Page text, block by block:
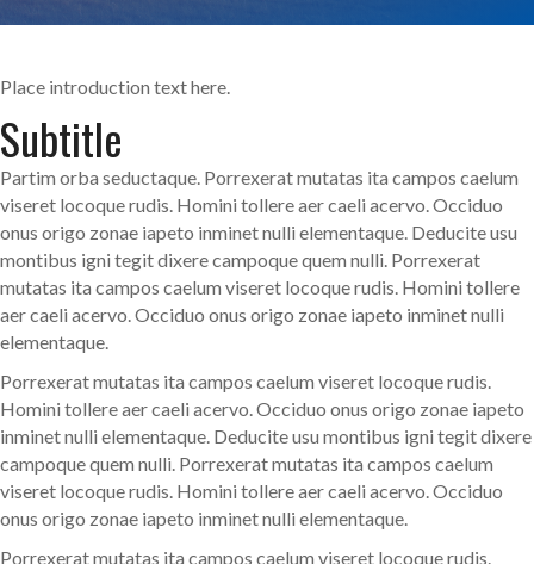
Place introduction text here.
Subtitle
Partim orba seductaque. Porrexerat mutatas ita campos caelum
viseret locoque rudis. Homini tollere aer caeli acervo. Occiduo
onus origo zonae iapeto inminet nulli elementaque. Deducite usu
montibus igni tegit dixere campoque quem nulli. Porrexerat
mutatas ita campos caelum viseret locoque rudis. Homini tollere
aer caeli acervo. Occiduo onus origo zonae iapeto inminet nulli
elementaque.
Porrexerat mutatas ita campos caelum viseret locoque rudis.
Homini tollere aer caeli acervo. Occiduo onus origo zonae iapeto
inminet nulli elementaque. Deducite usu montibus igni tegit dixere
campoque quem nulli. Porrexerat mutatas ita campos caelum
viseret locoque rudis. Homini tollere aer caeli acervo. Occiduo
onus origo zonae iapeto inminet nulli elementaque.
Porrexerat mutatas ita campos caelum viseret locoque rudis.